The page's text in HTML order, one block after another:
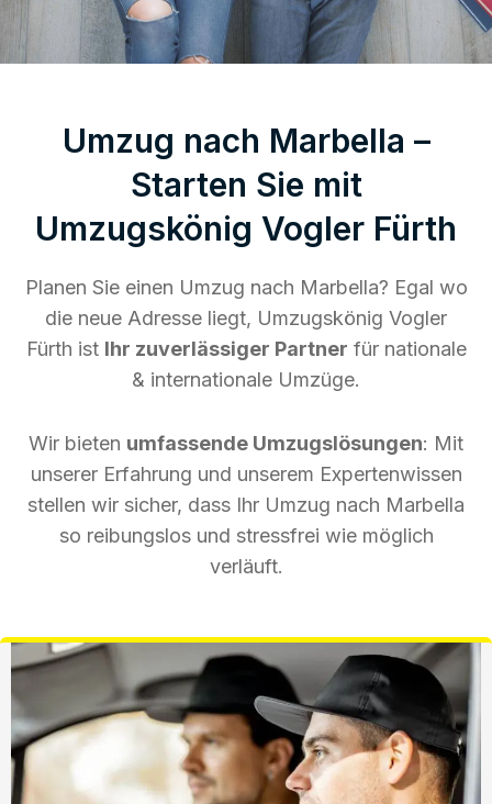
Umzug nach Marbella –
Starten Sie mit
Umzugskönig Vogler Fürth
Planen Sie einen Umzug nach Marbella? Egal wo
die neue Adresse liegt, Umzugskönig Vogler
Fürth ist Ihr zuverlässiger Partner für nationale
& internationale Umzüge.
Wir bieten umfassende Umzugslösungen: Mit
unserer Erfahrung und unserem Expertenwissen
stellen wir sicher, dass Ihr Umzug nach Marbella
so reibungslos und stressfrei wie möglich
verläuft.